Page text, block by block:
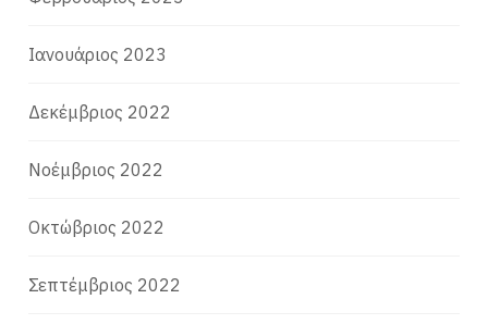
Ιανουάριος 2023
Δεκέμβριος 2022
Νοέμβριος 2022
Οκτώβριος 2022
Σεπτέμβριος 2022